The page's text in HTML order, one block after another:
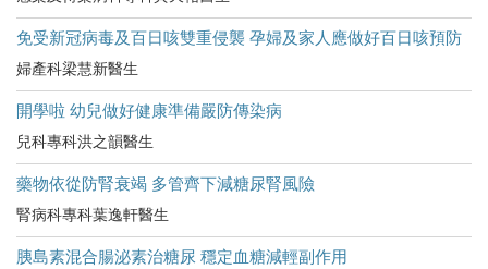
免受新冠病毒及百日咳雙重侵襲 孕婦及家人應做好百日咳預防
婦產科梁慧新醫生
開學啦 幼兒做好健康準備嚴防傳染病
兒科專科洪之韻醫生
藥物依從防腎衰竭 多管齊下減糖尿腎風險
腎病科專科葉逸軒醫生
胰島素混合腸泌素治糖尿 穩定血糖減輕副作用